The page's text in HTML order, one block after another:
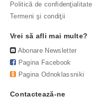
Politică de confidenţialitate
Termeni şi condiţii
Vrei să afli mai multe?
Abonare Newsletter
Pagina Facebook
Pagina Odnoklassniki
Contactează-ne